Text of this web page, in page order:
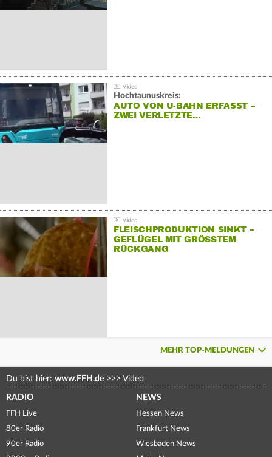
Hochtaunuskreis:
AUTO VON U-BAHN ERFASST –
ZWEI VERLETZTE…
FLEISCHPRODUKTION SINKT –
GEFLÜGEL MIT GRÖSSTEM R
ÜCKGANG
MEHR TOP-MELDUNGEN
Du bist hier: www.FFH.de >>> Video
RADIO
FFH Live
80er Radio
90er Radio
NEWS
Hessen News
Frankfurt News
Wiesbaden News